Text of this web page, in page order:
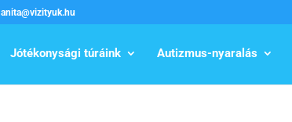
anita@vizityuk.hu
Jótékonysági túráink Autizmus-nyaralás